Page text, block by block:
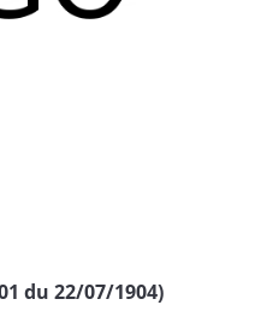
du 22/07/1904)